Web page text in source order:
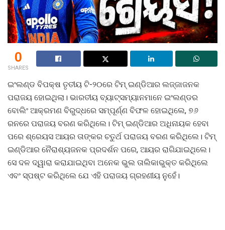
0
SHARES
ଇଂଲଣ୍ଡ ବିପକ୍ଷ ତୃତୀୟ ଟି-୨୦ରେ ଟିମ୍ ଇଣ୍ଡିଆର ଲଜ୍ଜାଜନକ
ପରାଜୟ ହୋଇଥିଲା। ଭାରତୀୟ ବ୍ୟାଟ୍ସମ୍ୟାନମାନେ ଇଂଲଣ୍ଡର
ବୋଲିଂ ଆକ୍ରମଣ ବିରୁଦ୍ଧରେ ସମ୍ପୂର୍ଣ୍ଣ ବିଫଳ ହୋଇଥିଲେ, ୭୬
ରନରେ ପରାଜୟ ବରଣ କରିଥିଲେ। ଟିମ୍ ଇଣ୍ଡିଆର ଅଧିନାୟକ ହେବା
ପରେ ଶ୍ରେୟସ ଆୟର ତାଙ୍କର ଚତୁର୍ଥ ପରାଜୟ ବରଣ କରିଥିଲେ। ଟିମ୍
ଇଣ୍ଡିଆର ନୈରାଶ୍ୟଜନକ ପ୍ରଦର୍ଶନ ପରେ, ଆୟର ରାଗିଯାଇଥିଲେ।
ସେ ଦଳ ଦ୍ୱାରା କରାଯାଇଥିବା ଅନେକ ଭୁଲ ତାଲିକାଭୁକ୍ତ କରିଥିଲେ
ଏବଂ ସ୍ପଷ୍ଟ କରିଥିଲେ ଯେ ଏହି ପରାଜୟ ଗ୍ରହଣୀୟ ନୁହେଁ।